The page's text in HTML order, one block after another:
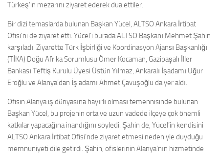
Türkeş’in mezarını ziyaret ederek dua ettiler.
Bir dizi temaslarda bulunan Başkan Yücel, ALTSO Ankara İrtibat
Ofisi’ni de ziyaret etti. Yücel’i burada ALTSO Başkanı Mehmet Şahin
karşıladı. Ziyarette Türk İşbirliği ve Koordinasyon Ajansı Başkanlığı
(TİKA) Doğu Afrika Sorumlusu Ömer Kocaman, Gazipaşalı İller
Bankası Teftiş Kurulu Üyesi Üstün Yılmaz, Ankaralı İşadamı Uğur
Eroğlu ve Alanya’dan İş adamı Ahmet Çavuşoğlu da yer aldı.
Ofisin Alanya iş dünyasına hayırlı olması temennisinde bulunan
Başkan Yücel, bu projenin orta ve uzun vadede ilçeye çok önemli
katkılar yapacağına inandığını söyledi. Şahin de, Yücel’in kendisini
ALTSO Ankara İrtibat Ofisi’nde ziyaret etmesi nedeniyle duyduğu
memnuniyeti dile getirdi. Şahin, ofislerinin Alanya’nın hizmetinde